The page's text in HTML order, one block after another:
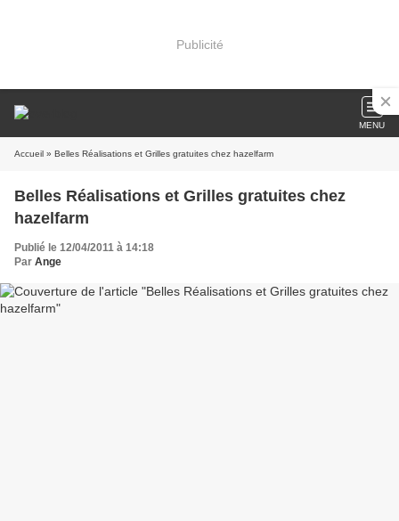
Publicité
MENU
Accueil » Belles Réalisations et Grilles gratuites chez hazelfarm
Belles Réalisations et Grilles gratuites chez
hazelfarm
Publié le 12/04/2011 à 14:18
Par Ange